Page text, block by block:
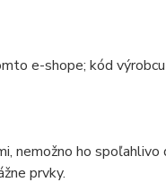
e-shope; kód
nemožno ho
prvky.